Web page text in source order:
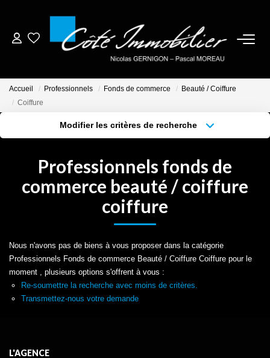
ESTIMER
NOTRE AGENCE
CONTACT
CRÉER UNE ALERTE
Accueil Professionnels Fonds de commerce
Beauté / Coiffure
Coiffure
Modifier les critères de recherche
Surface min Budget max
Professionnels fonds de
commerce beauté / coiffure
coiffure
Nous n'avons pas de biens à vous proposer dans la catégorie
Professionnels Fonds de commerce Beauté / Coiffure Coiffure pour le
moment , plusieurs options s'offrent à vous :
Re-soumettre la recherche avec moins de critères.
Transmettez-nous votre demande
L'AGENCE